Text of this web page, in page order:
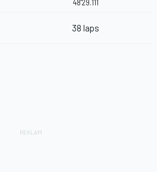
48'29.111
38 laps